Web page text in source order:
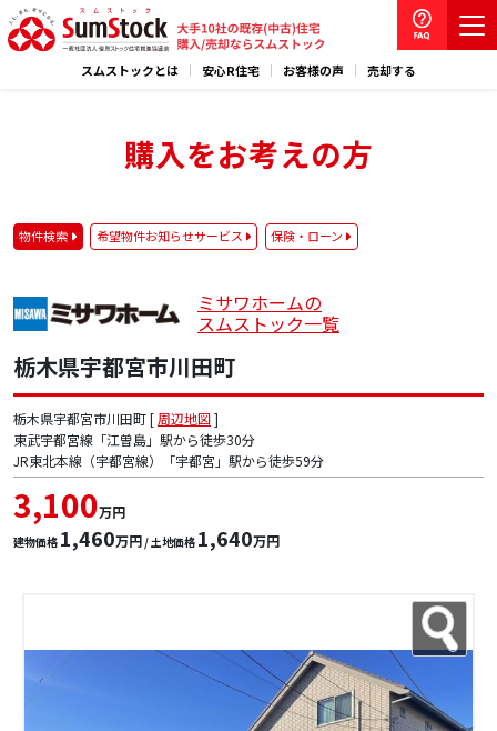
スムストックとは 安心R住宅 お客様の声 売却する
購入をお考えの方
物件検索 希望物件お知らせサービス 保険・ローン
ミサワホームの
スムストック一覧
栃木県宇都宮市川田町
栃木県宇都宮市川田町 [ 周辺地図]
東武宇都宮線「江曽島」駅から徒歩30分
JR東北本線（宇都宮線）「宇都宮」駅から徒歩59分
3,100万円
建物価格 1,460万円 / 土地価格 1,640万円